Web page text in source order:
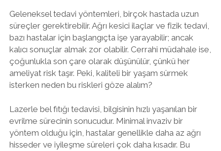
Geleneksel tedavi yöntemleri, birçok hastada uzun
süreçler gerektirebilir. Ağrı kesici ilaçlar ve fizik tedavi,
bazı hastalar için başlangıçta işe yarayabilir; ancak
kalıcı sonuçlar almak zor olabilir. Cerrahi müdahale ise,
çoğunlukla son çare olarak düşünülür, çünkü her
ameliyat risk taşır. Peki, kaliteli bir yaşam sürmek
isterken neden bu riskleri göze alalım?
Lazerle bel fıtığı tedavisi, bilgisinin hızlı yaşanılan bir
evrilme sürecinin sonucudur. Minimal invaziv bir
yöntem olduğu için, hastalar genellikle daha az ağrı
hisseder ve iyileşme süreleri çok daha kısadır. Bu